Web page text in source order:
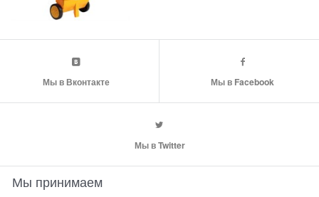
Мы в Вконтакте Мы в Facebook
Мы в Twitter
Мы принимаем